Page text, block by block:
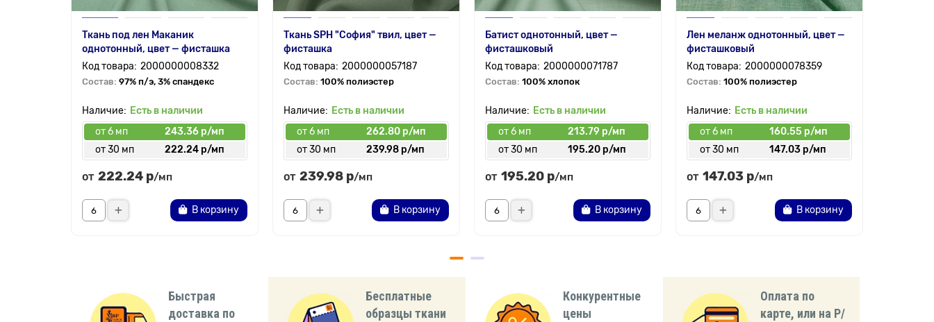
Ткань под лен Маканик
однотонный, цвет — фисташка
2000000008332
Состав: 97% п/э, 3% спандекс
Есть в наличии
от 6 мп
243.36 р/мп
от 30 мп
222.24 р/мп
от 222.24 р/мп
В корзину
Ткань SPH "София" твил, цвет —
фисташка
2000000057187
Состав: 100% полиэстер
Есть в наличии
от 6 мп
262.80 р/мп
от 30 мп
239.98 р/мп
от 239.98 р/мп
В корзину
Батист однотонный, цвет —
фисташковый
2000000071787
Состав: 100% хлопок
Есть в наличии
от 6 мп
213.79 р/мп
от 30 мп
195.20 р/мп
от 195.20 р/мп
В корзину
Лен меланж однотонный, цвет —
фисташковый
2000000078359
Состав: 100% полиэстер
Есть в наличии
от 6 мп
160.55 р/мп
от 30 мп
147.03 р/мп
от 147.03 р/мп
В корзину
Быстрая
доставка по
Бесплатные
образцы ткани
Конкурентные
цены
Оплата по
карте, или на Р/